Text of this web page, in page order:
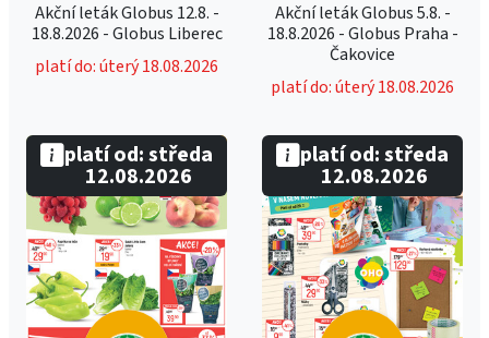
Akční leták Globus 12.8. -
18.8.2026 - Globus Liberec
platí do: úterý 18.08.2026
Akční leták Globus 5.8. -
18.8.2026 - Globus Praha -
Čakovice
platí do: úterý 18.08.2026
platí od: středa
12.08.2026
platí od: středa
12.08.2026